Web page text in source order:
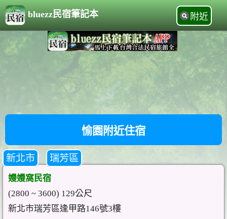
bluezz民宿筆記本 附近
愉園附近住宿
新北市 瑞芳區
嫚嫚窩民宿
(2800 ~ 3600) 129公尺
新北市瑞芳區逢甲路146號3樓